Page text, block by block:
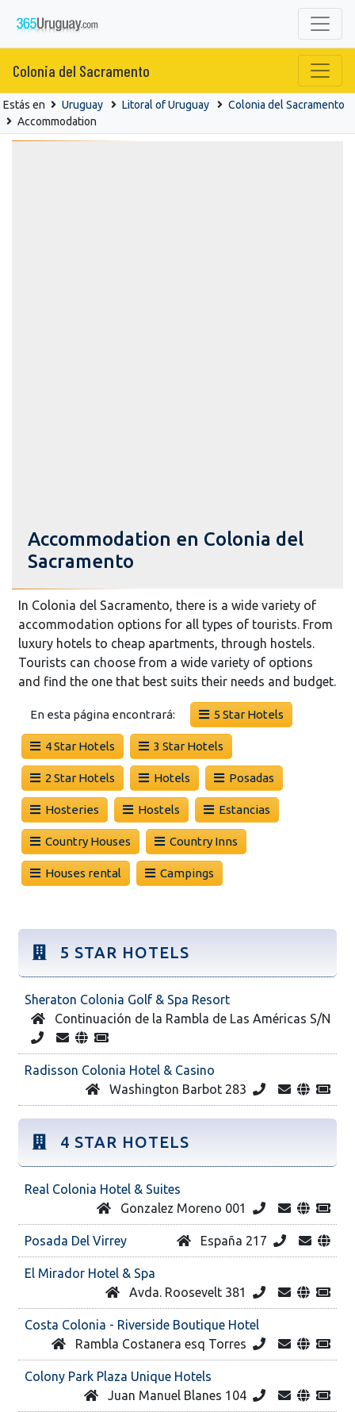
Colonia del Sacramento
Estás en Uruguay Litoral of Uruguay
Colonia del Sacramento
Accommodation
Accommodation en Colonia del
Sacramento
In Colonia del Sacramento, there is a wide variety of
accommodation options for all types of tourists. From
luxury hotels to cheap apartments, through hostels.
Tourists can choose from a wide variety of options
and find the one that best suits their needs and budget.
En esta página encontrará: 5 Star Hotels
4 Star Hotels 3 Star Hotels
2 Star Hotels Hotels Posadas
Hosteries Hostels Estancias
Country Houses Country Inns
Houses rental Campings
5 STAR HOTELS
Sheraton Colonia Golf & Spa Resort
Continuación de la Rambla de Las Américas S/N
Radisson Colonia Hotel & Casino
Washington Barbot 283
4 STAR HOTELS
Real Colonia Hotel & Suites
Gonzalez Moreno 001
Posada Del Virrey España 217
El Mirador Hotel & Spa
Avda. Roosevelt 381
Costa Colonia - Riverside Boutique Hotel
Rambla Costanera esq Torres
Colony Park Plaza Unique Hotels
Juan Manuel Blanes 104